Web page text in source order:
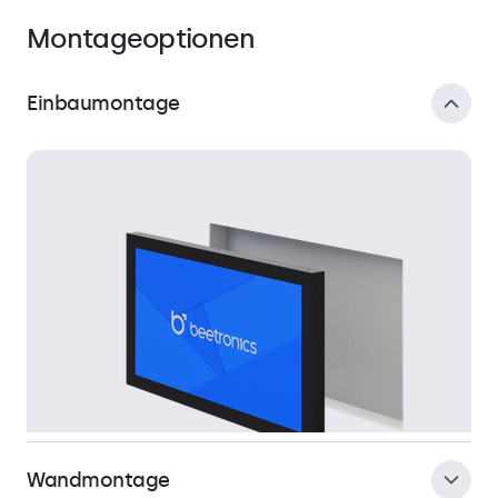
Montageoptionen
Einbaumontage
Wandmontage